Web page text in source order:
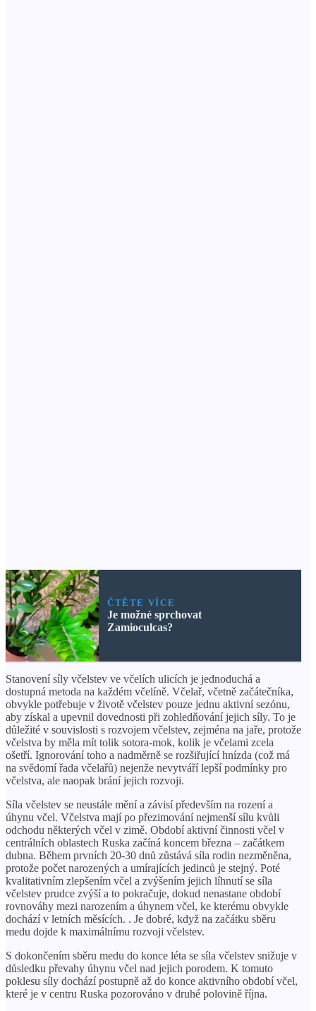
ČTĚTE VÍCE
Je možné sprchovat
Zamioculcas?
Stanovení síly včelstev ve včelích ulicích je jednoduchá a
dostupná metoda na každém včelíně. Včelař, včetně začátečníka,
obvykle potřebuje v životě včelstev pouze jednu aktivní sezónu,
aby získal a upevnil dovednosti při zohledňování jejich síly. To je
důležité v souvislosti s rozvojem včelstev, zejména na jaře, protože
včelstva by měla mít tolik sotora-mok, kolik je včelami zcela
ošetří. Ignorování toho a nadměrně se rozšiřující hnízda (což má
na svědomí řada včelařů) nejenže nevytváří lepší podmínky pro
včelstva, ale naopak brání jejich rozvoji.
Síla včelstev se neustále mění a závisí především na rození a
úhynu včel. Včelstva mají po přezimování nejmenší sílu kvůli
odchodu některých včel v zimě. Období aktivní činnosti včel v
centrálních oblastech Ruska začíná koncem března – začátkem
dubna. Během prvních 20-30 dnů zůstává síla rodin nezměněna,
protože počet narozených a umírajících jedinců je stejný. Poté
kvalitativním zlepšením včel a zvýšením jejich líhnutí se síla
včelstev prudce zvýší a to pokračuje, dokud nenastane období
rovnováhy mezi narozením a úhynem včel, ke kterému obvykle
dochází v letních měsících. . Je dobré, když na začátku sběru
medu dojde k maximálnímu rozvoji včelstev.
S dokončením sběru medu do konce léta se síla včelstev snižuje v
důsledku převahy úhynu včel nad jejich porodem. K tomuto
poklesu síly dochází postupně až do konce aktivního období včel,
které je v centru Ruska pozorováno v druhé polovině října.